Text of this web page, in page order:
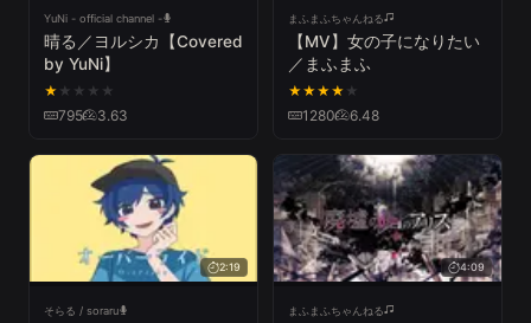
YuNi - official channel -
晴る／ヨルシカ【Covered
by YuNi】
★ ★ ★ ★ ★
795 3.63
まふまふちゃんねる
【MV】女の子になりたい
／まふまふ
★★★★ ★
1280 6.48
2:19
そらる / soraru
4:09
まふまふちゃんねる